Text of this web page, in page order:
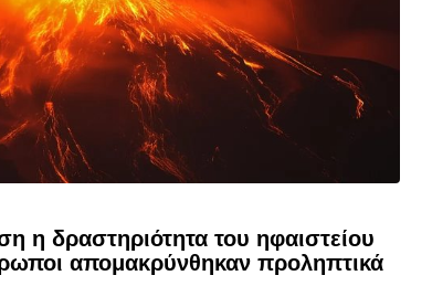
η δραστηριότητα του ηφαιστείου
απομακρύνθηκαν προληπτικά